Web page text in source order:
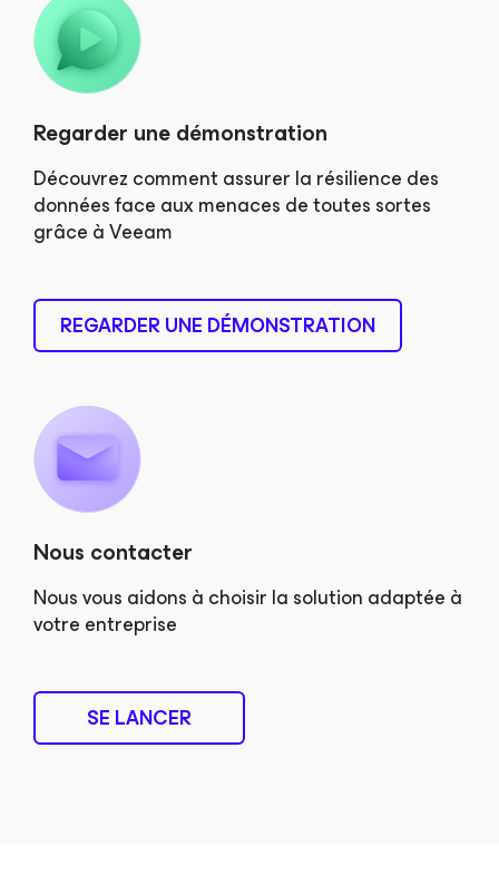
Regarder une démonstration
Découvrez comment assurer la résilience des
données face aux menaces de toutes sortes
grâce à Veeam
REGARDER UNE DÉMONSTRATION
Nous contacter
Nous vous aidons à choisir la solution adaptée à
votre entreprise
SE LANCER